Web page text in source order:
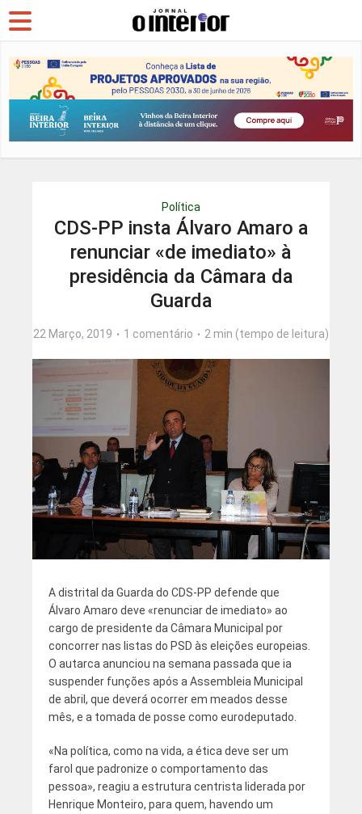
Política
CDS-PP insta Álvaro Amaro a
renunciar «de imediato» à
presidência da Câmara da
Guarda
22 Março, 2019 1 comentário 2 min (tempo de leitura)
A distrital da Guarda do CDS-PP defende que
Álvaro Amaro deve «renunciar de imediato» ao
cargo de presidente da Câmara Municipal por
concorrer nas listas do PSD às eleições europeias.
O autarca anunciou na semana passada que ia
suspender funções após a Assembleia Municipal
de abril, que deverá ocorrer em meados desse
mês, e a tomada de posse como eurodeputado.
«Na política, como na vida, a ética deve ser um
farol que padronize o comportamento das
pessoa», reagiu a estrutura centrista liderada por
Henrique Monteiro, para quem, havendo um